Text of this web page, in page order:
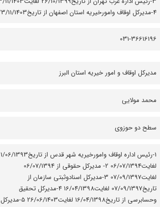
4-مدیرکل اوقاف وامورخیریه استان اصفهان از تاریخ23/11/1403
031-36616196
مديرکل اوقاف و امور خيريه استان البرز
محمد مولایی
سطح دو حوزوی
1-رئیس اداره اوقاف وامورخیریه شهر قدس از
لغایت06/07/1394 2- مدیرکل حقوقی از 06/07/1394
لغایت07/09/1397 3-مدیرکل اسنادوثبتی سازمان از
تاریخ07/09/1397 لغایت16/04/1398 4-مدیرکل تحقیق
وحسابرسی از تاریخ16/04/1398 لغایت26/06/1403 5-مدیرکل